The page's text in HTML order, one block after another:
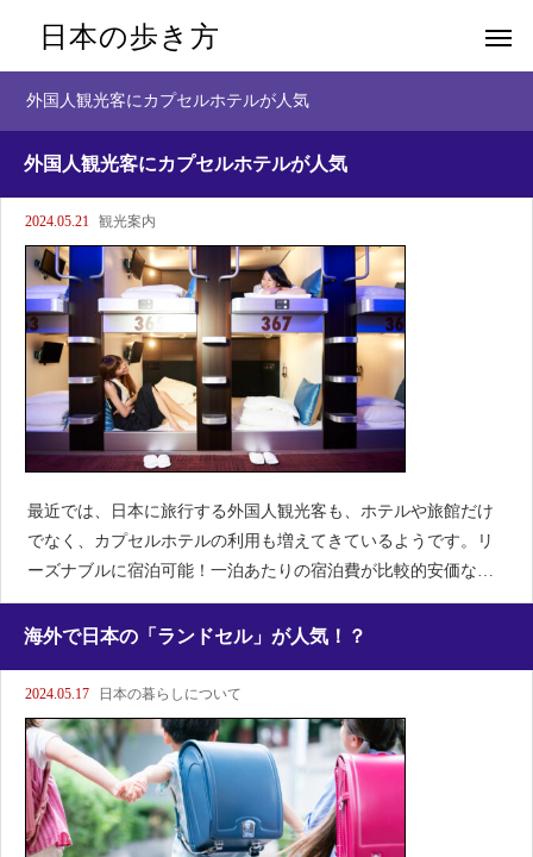
日本の歩き方
外国人観光客にカプセルホテルが人気
外国人観光客にカプセルホテルが人気
2024.05.21 観光案内
最近では、日本に旅行する外国人観光客も、ホテルや旅館だけ
でなく、カプセルホテルの利用も増えてきているようです。リ
ーズナブルに宿泊可能！一泊あたりの宿泊費が比較的安価なこ
とから、予算が限られている旅行者やバックパッカーにとって
魅力的。アクセスの良さ多くのカプセルホテルは、都市中心部
海外で日本の「ランドセル」が人気！？
2024.05.17 日本の暮らしについて